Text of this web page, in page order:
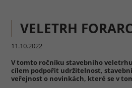
VELETRH
11.10.2022
V tomto ročníku stavebního veletrhu
cílem podpořit udržitelnost,
veřejnost o novinkách, které se v